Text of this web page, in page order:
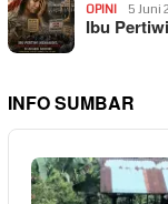
OPINI 5 Juni
Ibu
INFO SUMBAR